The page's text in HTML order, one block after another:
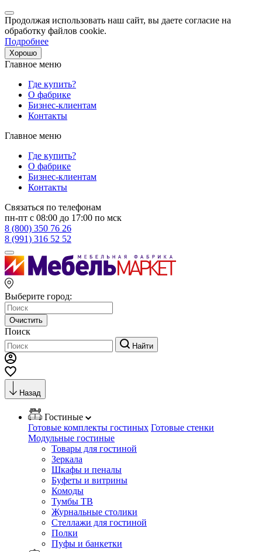
Продолжая использовать наш сайт, вы даете согласие на
обработку файлов cookie.
Подробнее
Хорошо
Главное меню
Где купить?
О фабрике
Бизнес-клиентам
Контакты
Главное меню
Где купить?
О фабрике
Бизнес-клиентам
Контакты
Связаться по телефонам
пн-пт с 08:00 до 17:00 по мск
8 (800) 350 76 26
8 (991) 316 52 52
Выберите город:
Очистить
Поиск
Найти
Назад
Гостиные
Готовые комплекты гостиных Готовые стенки
Модульные гостиные
Товары для гостиной
Зеркала
Шкафы и пеналы
Буфеты и витрины
Комоды
Тумбы ТВ
Журнальные столики
Стеллажи для гостиной
Полки
Пуфы и банкетки